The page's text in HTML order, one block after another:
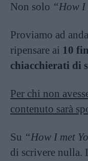
Non solo “How I
Proviamo ad
ripensare ai 10
chiacchierati di
Per chi non
contenuto sarà
Su “How I met
di scrivere nulla.